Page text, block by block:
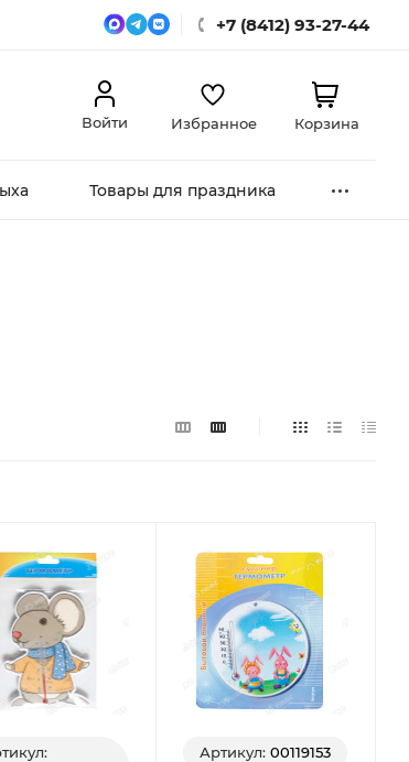
+7 (8412) 93-27-44
Войти
Избранное Корзина
Товары для праздника
Артикул:00119153